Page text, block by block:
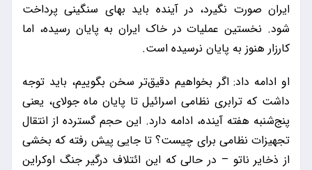
ایران صورت نگیرد، در آینده باید بهای سنگینی پرداخت
شود. نخستین عملیات در خاک ایران به پایان رسیده، اما
کارزار هنوز به پایان نرسیده است.
او ادامه داد: اگر بخواهیم دقیق‌تر سخن بگوییم، باید توجه
داشت که ترابری نظامی اسرائیل تا پایان ماه جولای، یعنی
پنج‌شنبه هفته آینده، ادامه دارد. این حجم گسترده از انتقال
تجهیزات نظامی برای چیست؟ تا جایی پیش رفته که بخشی
از ذخایر ناتو – در حالی که این ائتلاف درگیر جنگ اوکراین